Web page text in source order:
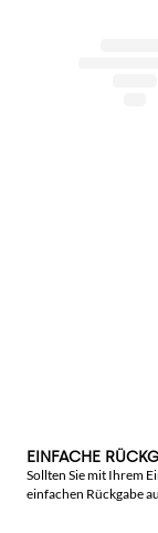
EINFACHE
Sollten Sie mit Ihrem
einfachen Rückgabe